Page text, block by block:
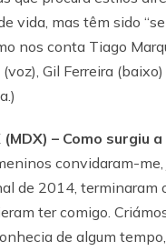
vida, mas têm sido
nos conta Tiago
Gil Ferreira
(MDX) – Como surgiu
convidaram-
de 2014, terminaram
ter comigo.
de algum